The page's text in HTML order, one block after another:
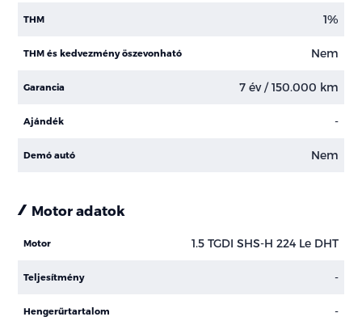
THM 1%
THM és kedvezmény öszevonható Nem
Garancia 7 év / 150.000 km
Ajándék -
Demó autó Nem
Motor adatok
Motor 1.5 TGDI SHS-H 224 Le DHT
Teljesítmény -
Hengerűrtartalom -